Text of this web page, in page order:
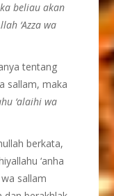
beliau akan
‘Azza wa
tentang
sallam, maka
‘alaihi wa
berkata,
‘anha
sallam